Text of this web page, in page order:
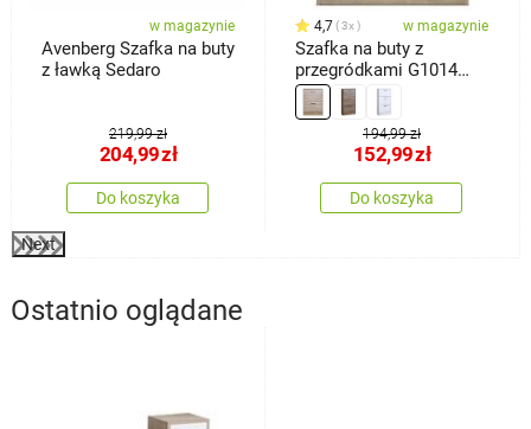
w magazynie
Avenberg Szafka na buty
z ławką Sedaro
219,99 zł
204,99zł
Do koszyka
4,7 3x w magazynie
Szafka na buty z
przegródkami G1014
OAK, dąb
194,99 zł
152,99zł
Do koszyka
Next
Ostatnio oglądane